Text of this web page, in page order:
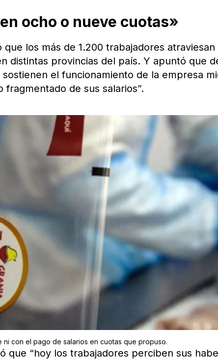
ocho o nueve cuotas»
que los más de 1.200 trabajadores
distintas provincias del país. Y apuntó que
sostienen el funcionamiento de la empresa
fragmentado de sus salarios”.
ni con el pago de salarios en cuotas que propuso.
que “hoy los trabajadores perciben sus